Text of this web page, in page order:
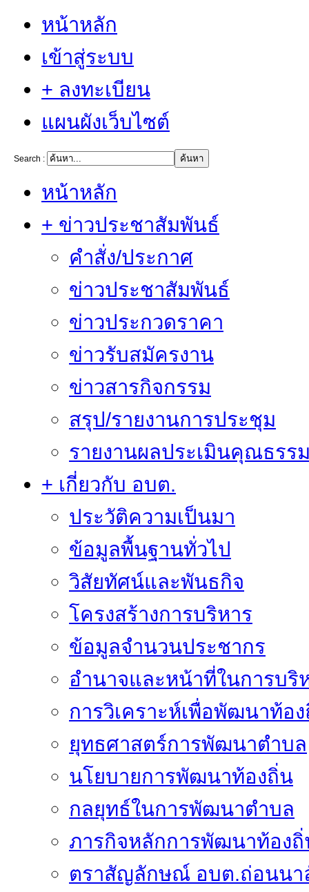
หน้าหลัก
เข้าสู่ระบบ
+ ลงทะเบียน
แผนผังเว็บไซต์
Search :
หน้าหลัก
+ ข่าวประชาสัมพันธ์
คำสั่ง/ประกาศ
ข่าวประชาสัมพันธ์
ข่าวประกวดราคา
ข่าวรับสมัครงาน
ข่าวสารกิจกรรม
สรุป/รายงานการประชุม
รายงานผลประเมินคุณธรร
+ เกี่ยวกับ อบต.
ประวัติความเป็นมา
ข้อมูลพื้นฐานทั่วไป
วิสัยทัศน์และพันธกิจ
โครงสร้างการบริหาร
ข้อมูลจำนวนประชากร
อำนาจและหน้าที่ในการบริ
การวิเคราะห์เพื่อพัฒนาท้อ
ยุทธศาสตร์การพัฒนาตำบล
นโยบายการพัฒนาท้องถิ่น
กลยุทธ์ในการพัฒนาตำบล
ภารกิจหลักการพัฒนาท้อง
ตราสัญลักษณ์ อบต.ถ่อนนา